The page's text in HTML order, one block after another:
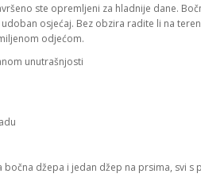
ste opremljeni za hladnije dane.
osjećaj. Bez obzira radite li na
odjećom.
unutrašnjosti
džepa i jedan džep na prsima, svi s